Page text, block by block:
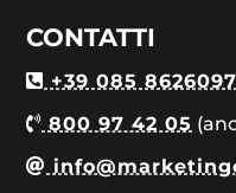
CONTATTI
+39 085 8626097
800 97 42 05